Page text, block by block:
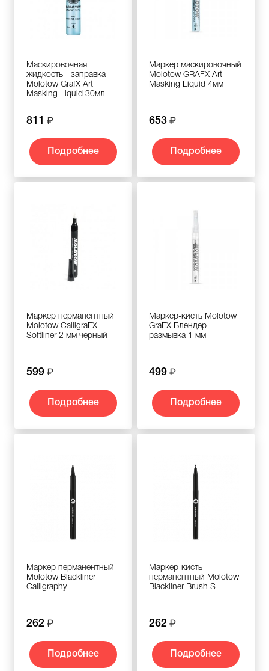
Маскировочная
жидкость - заправка
Molotow GrafX Art
Masking Liquid 30мл
811
Подробнее
Маркер маскировочный
Molotow GRAFX Art
Masking Liquid 4мм
653
Подробнее
Маркер перманентный
Molotow CalligraFX
Softliner 2 мм черный
599
Подробнее
Маркер-кисть Molotow
GraFX Блендер
размывка 1 мм
499
Подробнее
Маркер перманентный
Molotow Blackliner
Calligraphy
262
Подробнее
Маркер-кисть
перманентный Molotow
Blackliner Brush S
262
Подробнее